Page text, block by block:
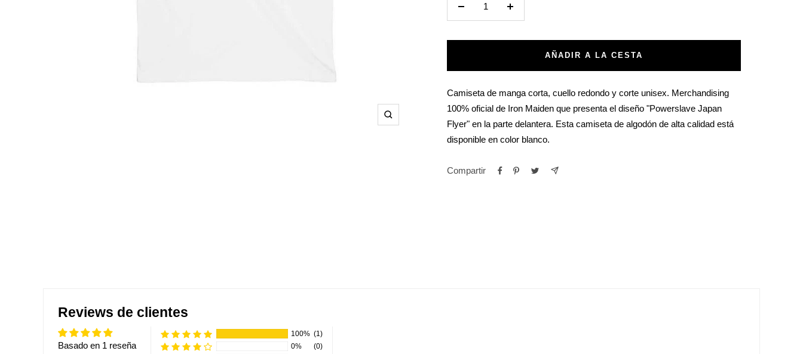
Zoom
Reducir
Aumentar
AÑADIR A LA CESTA
Camiseta de manga corta, cuello redondo y corte unisex. Merchandising
100% oficial de Iron Maiden que presenta el diseño "Powerslave Japan
Flyer" en la parte delantera. Esta camiseta de algodón de alta calidad está
disponible en color blanco.
Compartir
Reviews de clientes
Basado en 1 reseña
100% (1)
0%
(0)